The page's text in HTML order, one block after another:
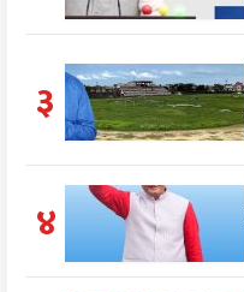
३
४